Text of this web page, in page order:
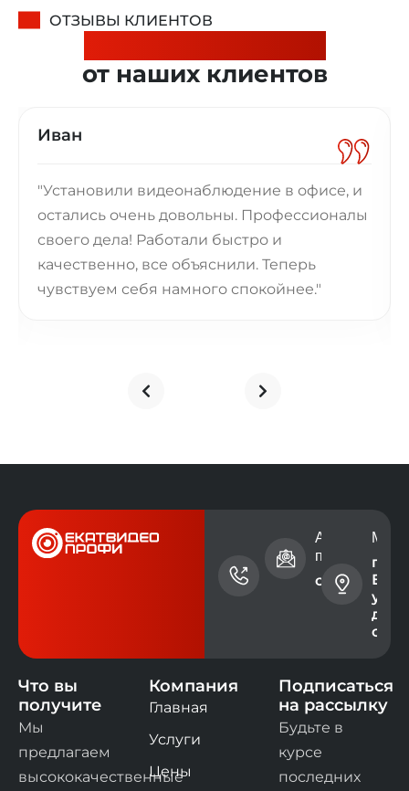
ОТЗЫВЫ КЛИЕНТОВ
от наших клиентов
"Установили видеонаблюдение в офисе, и
остались очень довольны. Профессионалы
своего дела! Работали быстро и
качественно, все объяснили. Теперь
чувствуем себя намного спокойнее."
Иван
телефона
+7 (343)
Адрес
почты
г.
ул.
дом
Что вы
получите
Мы
предлагаем
высококачественные
Компания
Главная
Услуги
Цены
Подписаться
на рассылку
Будьте в
курсе
последних